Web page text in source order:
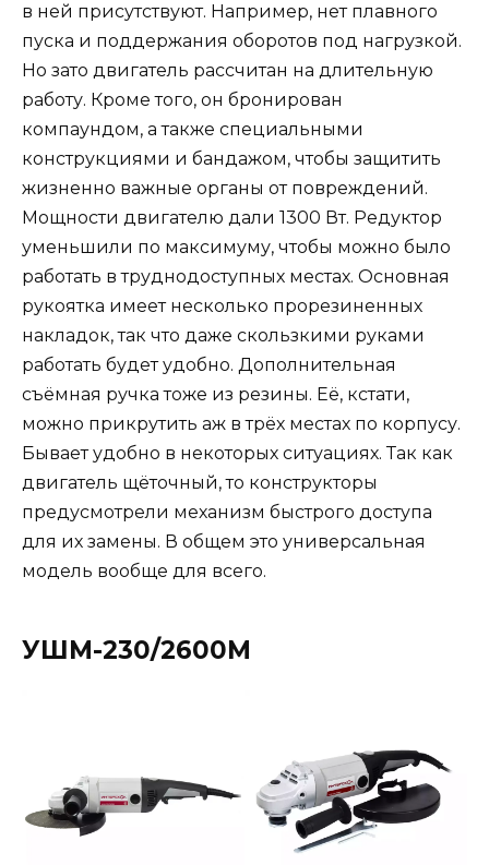
в ней присутствуют. Например, нет плавного
пуска и поддержания оборотов под нагрузкой.
Но зато двигатель рассчитан на длительную
работу. Кроме того, он бронирован
компаундом, а также специальными
конструкциями и бандажом, чтобы защитить
жизненно важные органы от повреждений.
Мощности двигателю дали 1300 Вт. Редуктор
уменьшили по максимуму, чтобы можно было
работать в труднодоступных местах. Основная
рукоятка имеет несколько прорезиненных
накладок, так что даже скользкими руками
работать будет удобно. Дополнительная
съёмная ручка тоже из резины. Её, кстати,
можно прикрутить аж в трёх местах по корпусу.
Бывает удобно в некоторых ситуациях. Так как
двигатель щёточный, то конструкторы
предусмотрели механизм быстрого доступа
для их замены. В общем это универсальная
модель вообще для всего.
УШМ-230/2600М